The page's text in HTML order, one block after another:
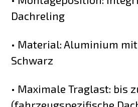
Dachreling
• Material: Aluminium
Schwarz
• Maximale Traglast: bis